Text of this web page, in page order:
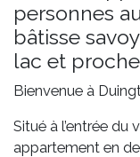
personnes
bâtisse
lac et
Bienvenue à
Situé à l’entrée
appartement en